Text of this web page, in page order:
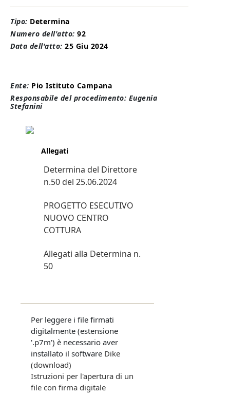
Tipo: Determina
Numero dell'atto: 92
Data dell'atto: 25 Giu 2024
Ente: Pio Istituto Campana
Responsabile del procedimento: Eugenia
Stefanini
Allegati
Determina del Direttore
n.50 del 25.06.2024
PROGETTO ESECUTIVO
NUOVO CENTRO
COTTURA
Allegati alla Determina n.
50
Per leggere i file firmati
digitalmente (estensione
'.p7m') è necessario aver
installato il software Dike
(download)
Istruzioni per l'apertura di un
file con firma digitale